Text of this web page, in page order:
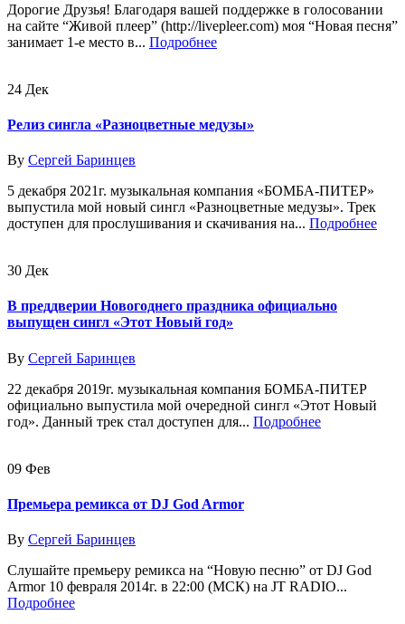
Дорогие Друзья! Благодаря вашей поддержке в голосовании
на сайте “Живой плеер” (http://livepleer.com) моя “Новая песня”
занимает 1-е место в... Подробнее
24 Дек
Релиз сингла «Разноцветные медузы»
By Сергей Баринцев
5 декабря 2021г. музыкальная компания «БОМБА-ПИТЕР»
выпустила мой новый сингл «Разноцветные медузы». Трек
доступен для прослушивания и скачивания на... Подробнее
30 Дек
В преддверии Новогоднего праздника официально
выпущен сингл «Этот Новый год»
By Сергей Баринцев
22 декабря 2019г. музыкальная компания БОМБА-ПИТЕР
официально выпустила мой очередной сингл «Этот Новый
год». Данный трек стал доступен для... Подробнее
09 Фев
Премьера ремикса от DJ God Armor
By Сергей Баринцев
Слушайте премьеру ремикса на “Новую песню” от DJ God
Armor 10 февраля 2014г. в 22:00 (МСК) на JT RADIO...
Подробнее